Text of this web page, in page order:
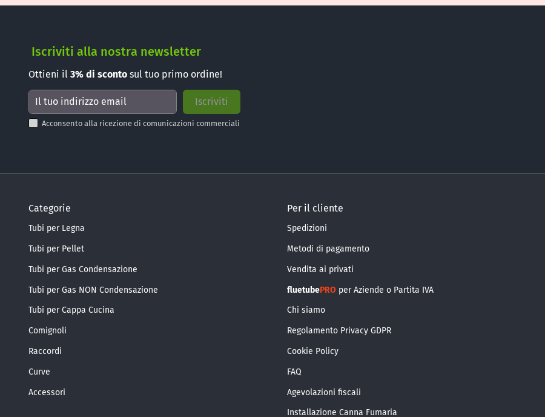
Iscriviti alla nostra newsletter
Ottieni il 3% di sconto sul tuo primo ordine!
Acconsento alla ricezione di comunicazioni commerciali
Categorie
Tubi per Legna
Tubi per Pellet
Tubi per Gas Condensazione
Tubi per Gas NON Condensazione
Tubi per Cappa Cucina
Comignoli
Raccordi
Curve
Accessori
Per il cliente
Spedizioni
Metodi di pagamento
Vendita ai privati
fluetubePROper Aziende o Partita IVA
Chi siamo
Regolamento Privacy GDPR
Cookie Policy
FAQ
Agevolazioni fiscali
Installazione Canna Fumaria